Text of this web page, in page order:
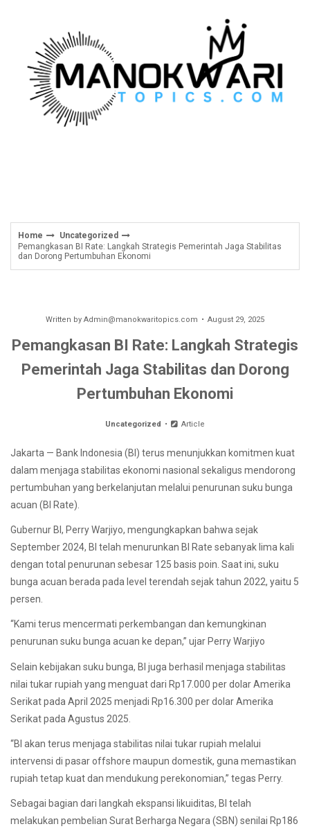
Home
Uncategorized
Pemangkasan BI Rate: Langkah Strategis Pemerintah Jaga Stabilitas
dan Dorong Pertumbuhan Ekonomi
Written by Admin@manokwaritopics.com August 29, 2025
Pemangkasan BI Rate: Langkah Strategis
Pemerintah Jaga Stabilitas dan Dorong
Pertumbuhan Ekonomi
Uncategorized Article
Jakarta — Bank Indonesia (BI) terus menunjukkan komitmen kuat
dalam menjaga stabilitas ekonomi nasional sekaligus mendorong
pertumbuhan yang berkelanjutan melalui penurunan suku bunga
acuan (BI Rate).
Gubernur BI, Perry Warjiyo, mengungkapkan bahwa sejak
September 2024, BI telah menurunkan BI Rate sebanyak lima kali
dengan total penurunan sebesar 125 basis poin. Saat ini, suku
bunga acuan berada pada level terendah sejak tahun 2022, yaitu 5
persen.
“Kami terus mencermati perkembangan dan kemungkinan
penurunan suku bunga acuan ke depan,” ujar Perry Warjiyo
Selain kebijakan suku bunga, BI juga berhasil menjaga stabilitas
nilai tukar rupiah yang menguat dari Rp17.000 per dolar Amerika
Serikat pada April 2025 menjadi Rp16.300 per dolar Amerika
Serikat pada Agustus 2025.
“BI akan terus menjaga stabilitas nilai tukar rupiah melalui
intervensi di pasar offshore maupun domestik, guna memastikan
rupiah tetap kuat dan mendukung perekonomian,” tegas Perry.
Sebagai bagian dari langkah ekspansi likuiditas, BI telah
melakukan pembelian Surat Berharga Negara (SBN) senilai Rp186